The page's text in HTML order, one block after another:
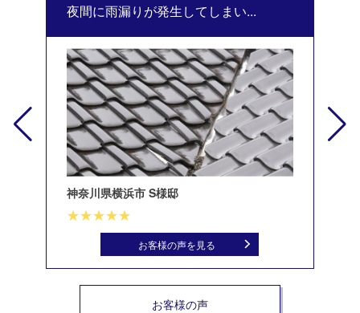
夜間に雨漏りが発生してしまい...
神奈川県横浜市 S様邸
お客様の声を見る
お客様の声